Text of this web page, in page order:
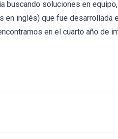
buscando soluciones en
en inglés) que fue desarrollada
en el cuarto año de